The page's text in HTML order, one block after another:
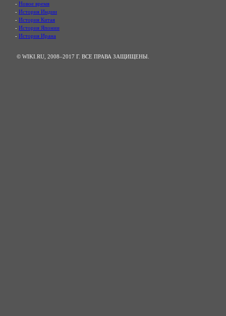
- Новое время
- История Индии
- История Китая
- История Японии
- История Ирана
© WIKI.RU, 2008–2017 Г. ВСЕ ПРАВА ЗАЩИЩЕНЫ.